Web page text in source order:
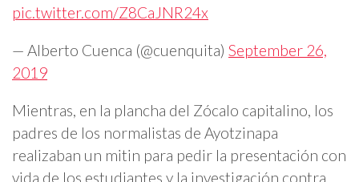
pic.twitter.com/Z8CaJNR24x
— Alberto Cuenca (@cuenquita) September 26,
2019
Mientras, en la plancha del Zócalo capitalino, los
padres de los normalistas de Ayotzinapa
realizaban un mitin para pedir la presentación con
vida de los estudiantes y la investigación contra